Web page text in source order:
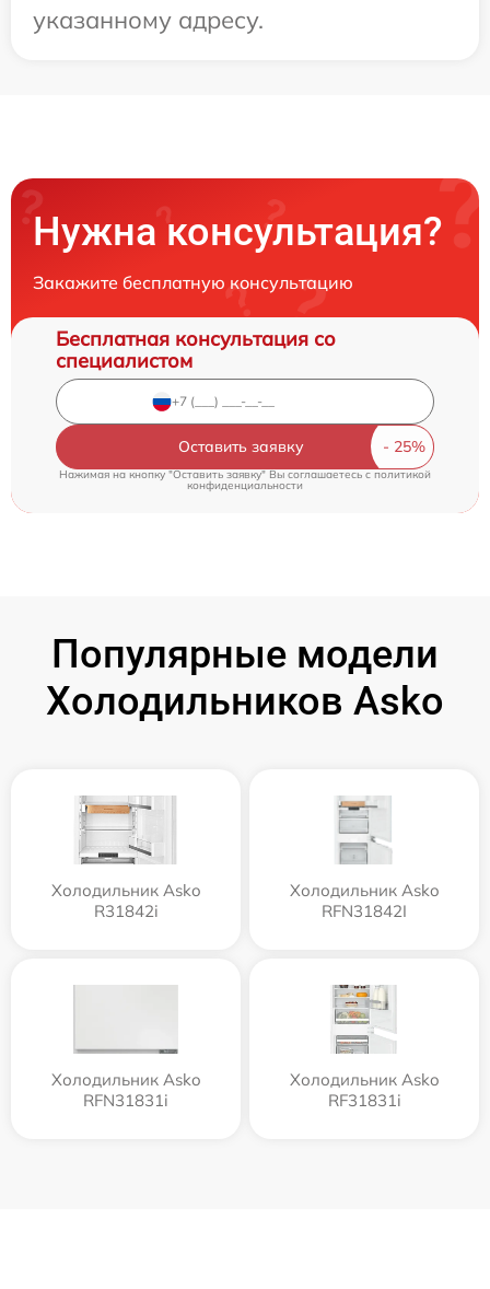
указанному адресу.
Нужна консультация?
Закажите бесплатную консультацию
Бесплатная консультация со
специалистом
Оставить заявку
Нажимая на кнопку "Оставить заявку" Вы соглашаетесь cполитикой
конфиденциальности
Популярные модели
Холодильников Asko
Холодильник Asko
R31842i
Холодильник Asko
RFN31842I
Холодильник Asko
RFN31831i
Холодильник Asko
RF31831i